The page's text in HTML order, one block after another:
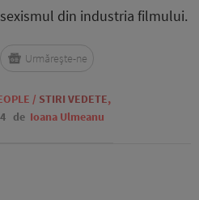
din industria filmului.
/ STIRI VEDETE,
de Ioana Ulmeanu
Urmărește-ne